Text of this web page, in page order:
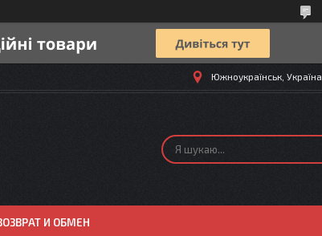
Южноукраїнськ, Україна
И ОБМЕН